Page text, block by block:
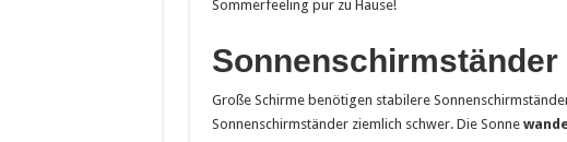
Sommerfeeling pur zu Hause!
Sonnenschirmständer
Große Schirme benötigen stabilere
Sonnenschirmständer ziemlich schwer. Die Sonne